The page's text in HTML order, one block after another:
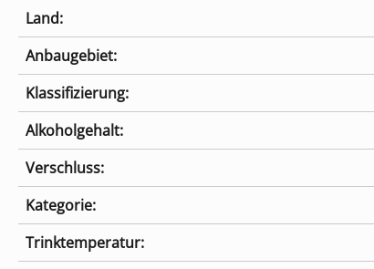
Kategorie:
Trinktemperatur:
Land:
Anbaugebiet:
Alkoholgehalt:
Klassifizierung:
Verschluss: